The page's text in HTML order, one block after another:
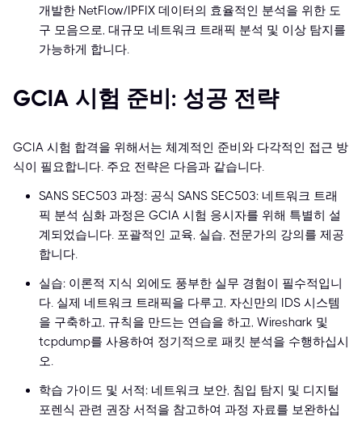
개발한 NetFlow/IPFIX 데이터의 효율적인 분석을 위한 도
구 모음으로, 대규모 네트워크 트래픽 분석 및 이상 탐지를
가능하게 합니다.
GCIA 시험 준비: 성공 전략
GCIA 시험 합격을 위해서는 체계적인 준비와 다각적인 접근 방
식이 필요합니다. 주요 전략은 다음과 같습니다.
SANS SEC503 과정: 공식 SANS SEC503: 네트워크 트래
픽 분석 심화 과정은 GCIA 시험 응시자를 위해 특별히 설
계되었습니다. 포괄적인 교육, 실습, 전문가의 강의를 제공
합니다.
실습: 이론적 지식 외에도 풍부한 실무 경험이 필수적입니
다. 실제 네트워크 트래픽을 다루고, 자신만의 IDS 시스템
을 구축하고, 규칙을 만드는 연습을 하고, Wireshark 및
tcpdump를 사용하여 정기적으로 패킷 분석을 수행하십시
오.
학습 가이드 및 서적: 네트워크 보안, 침입 탐지 및 디지털
포렌식 관련 권장 서적을 참고하여 과정 자료를 보완하십